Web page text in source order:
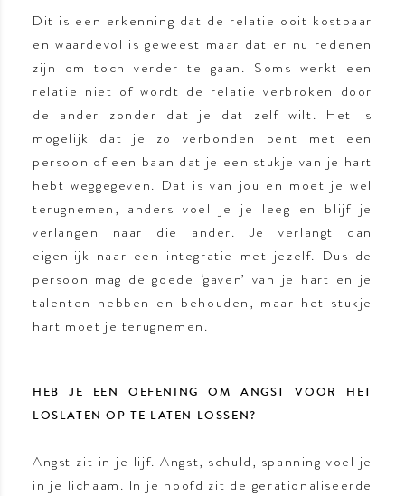
Dit is een erkenning dat de relatie ooit kostbaar
en waardevol is geweest maar dat er nu redenen
zijn om toch verder te gaan. Soms werkt een
relatie niet of wordt de relatie verbroken door
de ander zonder dat je dat zelf wilt. Het is
mogelijk dat je zo verbonden bent met een
persoon of een baan dat je een stukje van je hart
hebt weggegeven. Dat is van jou en moet je wel
terugnemen, anders voel je je leeg en blijf je
verlangen naar die ander. Je verlangt dan
eigenlijk naar een integratie met jezelf. Dus de
persoon mag de goede ‘gaven’ van je hart en je
talenten hebben en behouden, maar het stukje
hart moet je terugnemen.
HEB JE EEN OEFENING OM ANGST VOOR HET
LOSLATEN OP TE LATEN LOSSEN?
Angst zit in je lijf. Angst, schuld, spanning voel je
in je lichaam. In je hoofd zit de gerationaliseerde